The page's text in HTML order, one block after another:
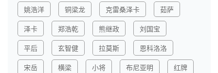
姚浩洋
铜梁龙 克雷桑泽卡
茹萨
泽卡
郑浩乾 熊继政
刘国宝
平后
玄智健 拉莫斯
恩科洛洛
宋岳
横梁 小将 布尼亚明
红牌